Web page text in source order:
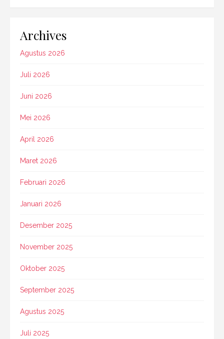
Archives
Agustus 2026
Juli 2026
Juni 2026
Mei 2026
April 2026
Maret 2026
Februari 2026
Januari 2026
Desember 2025
November 2025
Oktober 2025
September 2025
Agustus 2025
Juli 2025